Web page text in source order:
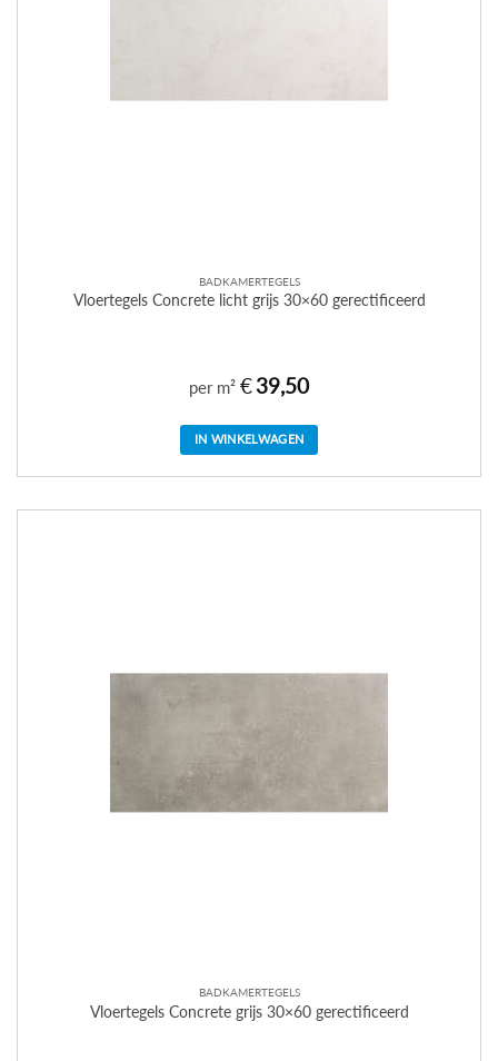
BADKAMERTEGELS
Vloertegels Concrete licht grijs 30×60 gerectificeerd
per m² €39,50
IN WINKELWAGEN
BADKAMERTEGELS
Vloertegels Concrete grijs 30×60 gerectificeerd